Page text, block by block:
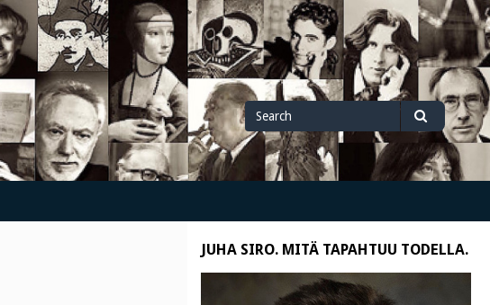
Search
for
Search
JUHA SIRO. MITÄ TAPAHTUU TODELLA.